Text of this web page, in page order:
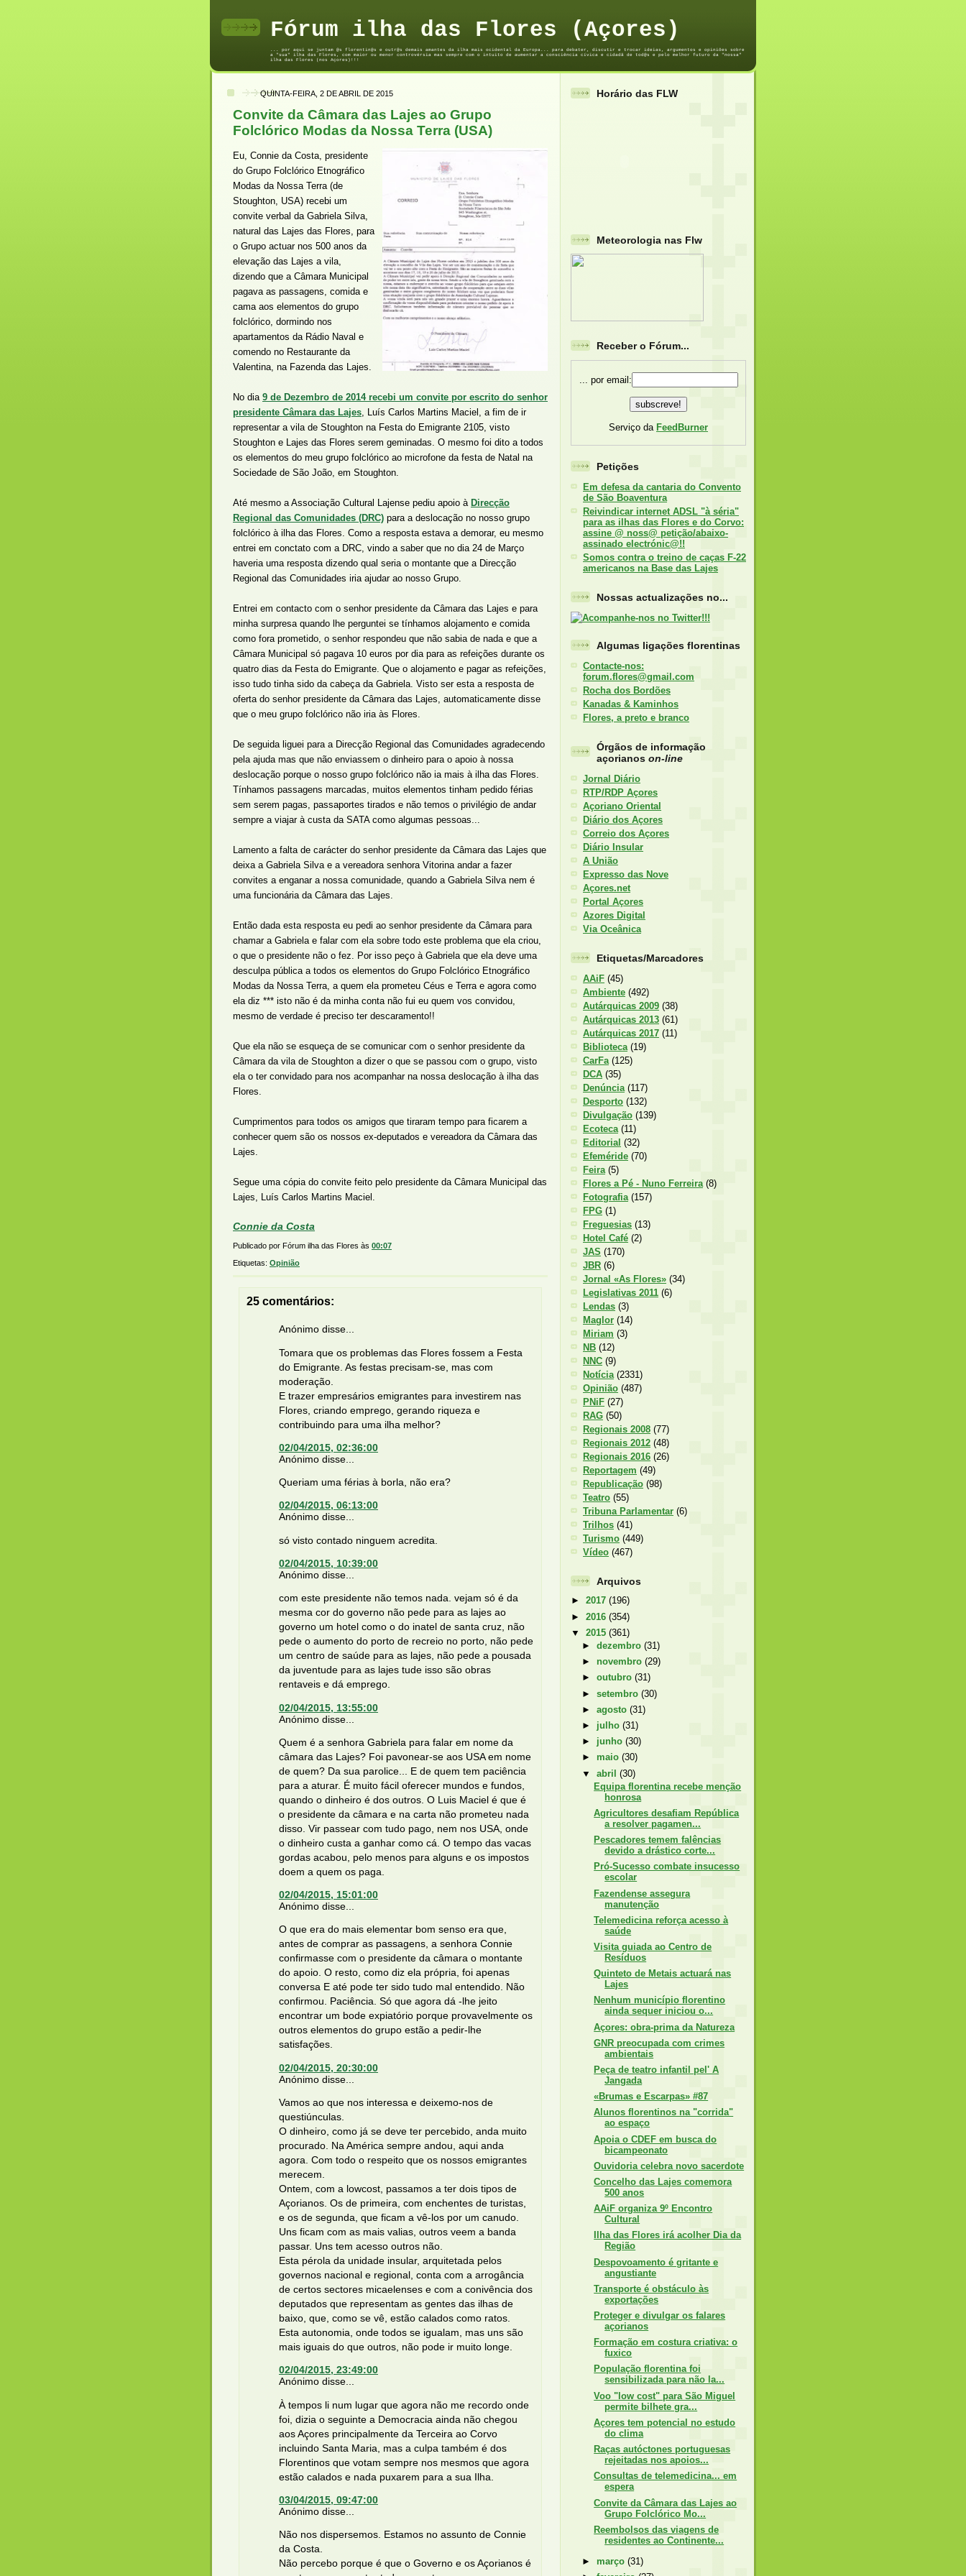
Fórum ilha das Flores (Açores)
... por aqui se juntam @s florentin@s e outr@s demais amantes da ilha mais ocidental da Europa... para debater, discutir e trocar ideias, argumentos e opiniões sobre
a "sua" ilha das Flores, com maior ou menor controvérsia mas sempre com o intuito de aumentar a consciência cívica e cidadã de tod@s e pelo melhor futuro da "nossa"
ilha das Flores (nos Açores)!!!
QUINTA-FEIRA, 2 DE ABRIL DE 2015
Convite da Câmara das Lajes ao Grupo
Folclórico Modas da Nossa Terra (USA)
Eu, Connie da Costa, presidente
do Grupo Folclórico Etnográfico
Modas da Nossa Terra (de
Stoughton, USA) recebi um
convite verbal da Gabriela Silva,
natural das Lajes das Flores, para
o Grupo actuar nos 500 anos da
elevação das Lajes a vila,
dizendo que a Câmara Municipal
pagava as passagens, comida e
cama aos elementos do grupo
folclórico, dormindo nos
apartamentos da Rádio Naval e
comendo no Restaurante da
Valentina, na Fazenda das Lajes.
No dia 9 de Dezembro de 2014 recebi um convite por escrito do senhor
presidente Câmara das Lajes, Luís Carlos Martins Maciel, a fim de ir
representar a vila de Stoughton na Festa do Emigrante 2105, visto
Stoughton e Lajes das Flores serem geminadas. O mesmo foi dito a todos
os elementos do meu grupo folclórico ao microfone da festa de Natal na
Sociedade de São João, em Stoughton.
Até mesmo a Associação Cultural Lajense pediu apoio à Direcção
Regional das Comunidades (DRC) para a deslocação no nosso grupo
folclórico à ilha das Flores. Como a resposta estava a demorar, eu mesmo
entrei em conctato com a DRC, vindo a saber que no dia 24 de Março
haveria uma resposta dizendo qual seria o montante que a Direcção
Regional das Comunidades iria ajudar ao nosso Grupo.
Entrei em contacto com o senhor presidente da Câmara das Lajes e para
minha surpresa quando lhe perguntei se tínhamos alojamento e comida
como fora prometido, o senhor respondeu que não sabia de nada e que a
Câmara Municipal só pagava 10 euros por dia para as refeições durante os
quatro dias da Festa do Emigrante. Que o alojamento e pagar as refeições,
isso tudo tinha sido da cabeça da Gabriela. Visto ser esta a resposta de
oferta do senhor presidente da Câmara das Lajes, automaticamente disse
que o meu grupo folclórico não iria às Flores.
De seguida liguei para a Direcção Regional das Comunidades agradecendo
pela ajuda mas que não enviassem o dinheiro para o apoio à nossa
deslocação porque o nosso grupo folclórico não ia mais à ilha das Flores.
Tínhamos passagens marcadas, muitos elementos tinham pedido férias
sem serem pagas, passaportes tirados e não temos o privilégio de andar
sempre a viajar à custa da SATA como algumas pessoas...
Lamento a falta de carácter do senhor presidente da Câmara das Lajes que
deixa a Gabriela Silva e a vereadora senhora Vitorina andar a fazer
convites a enganar a nossa comunidade, quando a Gabriela Silva nem é
uma funcionária da Câmara das Lajes.
Então dada esta resposta eu pedi ao senhor presidente da Câmara para
chamar a Gabriela e falar com ela sobre todo este problema que ela criou,
o que o presidente não o fez. Por isso peço à Gabriela que ela deve uma
desculpa pública a todos os elementos do Grupo Folclórico Etnográfico
Modas da Nossa Terra, a quem ela prometeu Céus e Terra e agora como
ela diz *** isto não é da minha conta não fui eu quem vos convidou,
mesmo de verdade é preciso ter descaramento!!
Que ela não se esqueça de se comunicar com o senhor presidente da
Câmara da vila de Stoughton a dizer o que se passou com o grupo, visto
ela o ter convidado para nos acompanhar na nossa deslocação à ilha das
Flores.
Cumprimentos para todos os amigos que tiraram tempo para ficarem a
conhecer quem são os nossos ex-deputados e vereadora da Câmara das
Lajes.
Segue uma cópia do convite feito pelo presidente da Câmara Municipal das
Lajes, Luís Carlos Martins Maciel.
Connie da Costa
Publicado por Fórum ilha das Flores às 00:07
Etiquetas: Opinião
25 comentários:
Anónimo disse...
Tomara que os problemas das Flores fossem a Festa
do Emigrante. As festas precisam-se, mas com
moderação.
E trazer empresários emigrantes para investirem nas
Flores, criando emprego, gerando riqueza e
contribuindo para uma ilha melhor?
02/04/2015, 02:36:00
Anónimo disse...
Queriam uma férias à borla, não era?
02/04/2015, 06:13:00
Anónimo disse...
só visto contado ninguem acredita.
02/04/2015, 10:39:00
Anónimo disse...
com este presidente não temos nada. vejam só é da
mesma cor do governo não pede para as lajes ao
governo um hotel como o do inatel de santa cruz, não
pede o aumento do porto de recreio no porto, não pede
um centro de saúde para as lajes, não pede a pousada
da juventude para as lajes tude isso são obras
rentaveis e dá emprego.
02/04/2015, 13:55:00
Anónimo disse...
Quem é a senhora Gabriela para falar em nome da
câmara das Lajes? Foi pavonear-se aos USA em nome
de quem? Da sua parolice... E de quem tem paciência
para a aturar. É muito fácil oferecer mundos e fundos,
quando o dinheiro é dos outros. O Luis Maciel é que é
o presidente da câmara e na carta não prometeu nada
disso. Vir passear com tudo pago, nem nos USA, onde
o dinheiro custa a ganhar como cá. O tempo das vacas
gordas acabou, pelo menos para alguns e os impostos
doem a quem os paga.
02/04/2015, 15:01:00
Anónimo disse...
O que era do mais elementar bom senso era que,
antes de comprar as passagens, a senhora Connie
confirmasse com o presidente da câmara o montante
do apoio. O resto, como diz ela própria, foi apenas
conversa E até pode ter sido tudo mal entendido. Não
confirmou. Paciência. Só que agora dá -lhe jeito
encontrar um bode expiatório porque provavelmente os
outros elementos do grupo estão a pedir-lhe
satisfações.
02/04/2015, 20:30:00
Anónimo disse...
Vamos ao que nos interessa e deixemo-nos de
questiúnculas.
O dinheiro, como já se deve ter percebido, anda muito
procurado. Na América sempre andou, aqui anda
agora. Com todo o respeito que os nossos emigrantes
merecem.
Ontem, com a lowcost, passamos a ter dois tipos de
Açorianos. Os de primeira, com enchentes de turistas,
e os de segunda, que ficam a vê-los por um canudo.
Uns ficam com as mais valias, outros veem a banda
passar. Uns tem acesso outros não.
Esta pérola da unidade insular, arquitetada pelos
governos nacional e regional, conta com a arrogância
de certos sectores micaelenses e com a conivência dos
deputados que representam as gentes das ilhas de
baixo, que, como se vê, estão calados como ratos.
Esta autonomia, onde todos se igualam, mas uns são
mais iguais do que outros, não pode ir muito longe.
02/04/2015, 23:49:00
Anónimo disse...
À tempos li num lugar que agora não me recordo onde
foi, dizia o seguinte a Democracia ainda não chegou
aos Açores principalmente da Terceira ao Corvo
incluindo Santa Maria, mas a culpa também é dos
Florentinos que votam sempre nos mesmos que agora
estão calados e nada puxarem para a sua Ilha.
03/04/2015, 09:47:00
Anónimo disse...
Não nos dispersemos. Estamos no assunto de Connie
da Costa.
Não percebo porque é que o Governo e os Açorianos é
Horário das FLW
Meteorologia nas Flw
Receber o Fórum...
... por email:
Serviço da FeedBurner
Petições
Em defesa da cantaria do Convento
de São Boaventura
Reivindicar internet ADSL "à séria"
para as ilhas das Flores e do Corvo:
assine @ noss@ petição/abaixo-
assinado electrónic@!!
Somos contra o treino de caças F-22
americanos na Base das Lajes
Nossas actualizações no...
Algumas ligações florentinas
Contacte-nos:
forum.flores@gmail.com
Rocha dos Bordões
Kanadas & Kaminhos
Flores, a preto e branco
Órgãos de informação
açorianos on-line
Jornal Diário
RTP/RDP Açores
Açoriano Oriental
Diário dos Açores
Correio dos Açores
Diário Insular
A União
Expresso das Nove
Açores.net
Portal Açores
Azores Digital
Via Oceânica
Etiquetas/Marcadores
AAiF (45)
Ambiente (492)
Autárquicas 2009 (38)
Autárquicas 2013 (61)
Autárquicas 2017 (11)
Biblioteca (19)
CarFa (125)
DCA (35)
Denúncia (117)
Desporto (132)
Divulgação (139)
Ecoteca (11)
Editorial (32)
Efeméride (70)
Feira (5)
Flores a Pé - Nuno Ferreira (8)
Fotografia (157)
FPG (1)
Freguesias (13)
Hotel Café (2)
JAS (170)
JBR (6)
Jornal «As Flores» (34)
Legislativas 2011 (6)
Lendas (3)
Maglor (14)
Miriam (3)
NB (12)
NNC (9)
Notícia (2331)
Opinião (487)
PNiF (27)
RAG (50)
Regionais 2008 (77)
Regionais 2012 (48)
Regionais 2016 (26)
Reportagem (49)
Republicação (98)
Teatro (55)
Tribuna Parlamentar (6)
Trilhos (41)
Turismo (449)
Vídeo (467)
Arquivos
► 2017 (196)
► 2016 (354)
▼ 2015 (361)
►dezembro(31)
► novembro(29)
►outubro(31)
►setembro(30)
►agosto(31)
► julho(31)
► junho(30)
► maio(30)
▼abril(30)
Equipa florentina recebe menção
honrosa
Agricultores desafiam República
a resolver pagamen...
Pescadores temem falências
devido a drástico corte...
Pró-Sucesso combate insucesso
escolar
Fazendense assegura
manutenção
Telemedicina reforça acesso à
saúde
Visita guiada ao Centro de
Resíduos
Quinteto de Metais actuará nas
Lajes
Nenhum município florentino
ainda sequer iniciou o...
Açores: obra-prima da Natureza
GNR preocupada com crimes
ambientais
Peça de teatro infantil pel' A
Jangada
«Brumas e Escarpas» #87
Alunos florentinos na "corrida"
ao espaço
Apoia o CDEF em busca do
bicampeonato
Ouvidoria celebra novo sacerdote
Concelho das Lajes comemora
500 anos
AAiF organiza 9º Encontro
Cultural
Ilha das Flores irá acolher Dia da
Região
Despovoamento é gritante e
angustiante
Transporte é obstáculo às
exportações
Proteger e divulgar os falares
açorianos
Formação em costura criativa: o
fuxico
População florentina foi
sensibilizada para não la...
Voo "low cost" para São Miguel
permite bilhete gra...
Açores tem potencial no estudo
do clima
Raças autóctones portuguesas
rejeitadas nos apoios...
Consultas de telemedicina... em
espera
Convite da Câmara das Lajes ao
Grupo Folclórico Mo...
Reembolsos das viagens de
residentes ao Continente...
► março(31)